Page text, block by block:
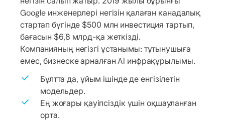
Google инженерлері негізін қалаған канадалық
стартап бүгінде $500 млн инвестиция тартып,
бағасын $6,8 млрд-қа жеткізді.
Компанияның негізгі ұстанымы: тұтынушыға
емес, бизнеске арналған AI инфрақұрылымы.
Бұлтта да, ұйым ішінде де енгізілетін
модельдер.
Ең жоғары қауіпсіздік үшін оқшауланған
орта.